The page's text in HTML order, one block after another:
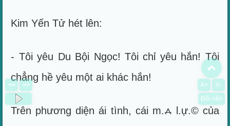
Kim Yến Tử hét lên:
- Tôi yêu Du Bội Ngọc! Tôi chỉ yêu hắn! Tôi
chẳng hề yêu một ai khác hắn!
Trên phương diện ái tình, cái m.⩜ l.ự.© của
>>
<< A+
A-
Đổi nền